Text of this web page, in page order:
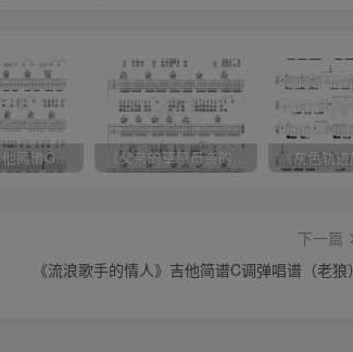
《天际》吉他简谱G调弹唱谱（姜玉阳） 《父亲的草原母亲的河》吉他简谱C调弹唱谱（腾格尔）
下一篇
《流浪歌手的情人》吉他简谱C调弹唱谱（老狼）